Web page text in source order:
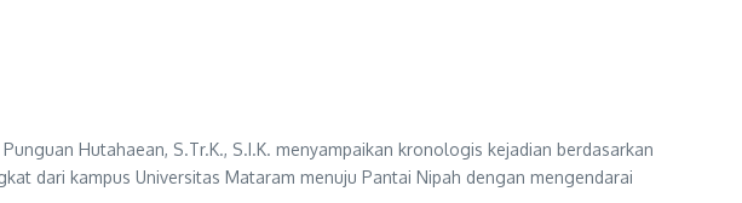
Hutahaean, S.Tr.K., S.I.K. menyampaikan kronologis kejadian berdasarkan
dari kampus Universitas Mataram menuju Pantai Nipah dengan mengendarai